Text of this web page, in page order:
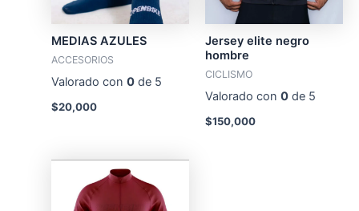
MEDIAS AZULES
ACCESORIOS
Valorado con 0de 5
$20,000
Jersey elite negro
hombre
CICLISMO
Valorado con 0de 5
$150,000